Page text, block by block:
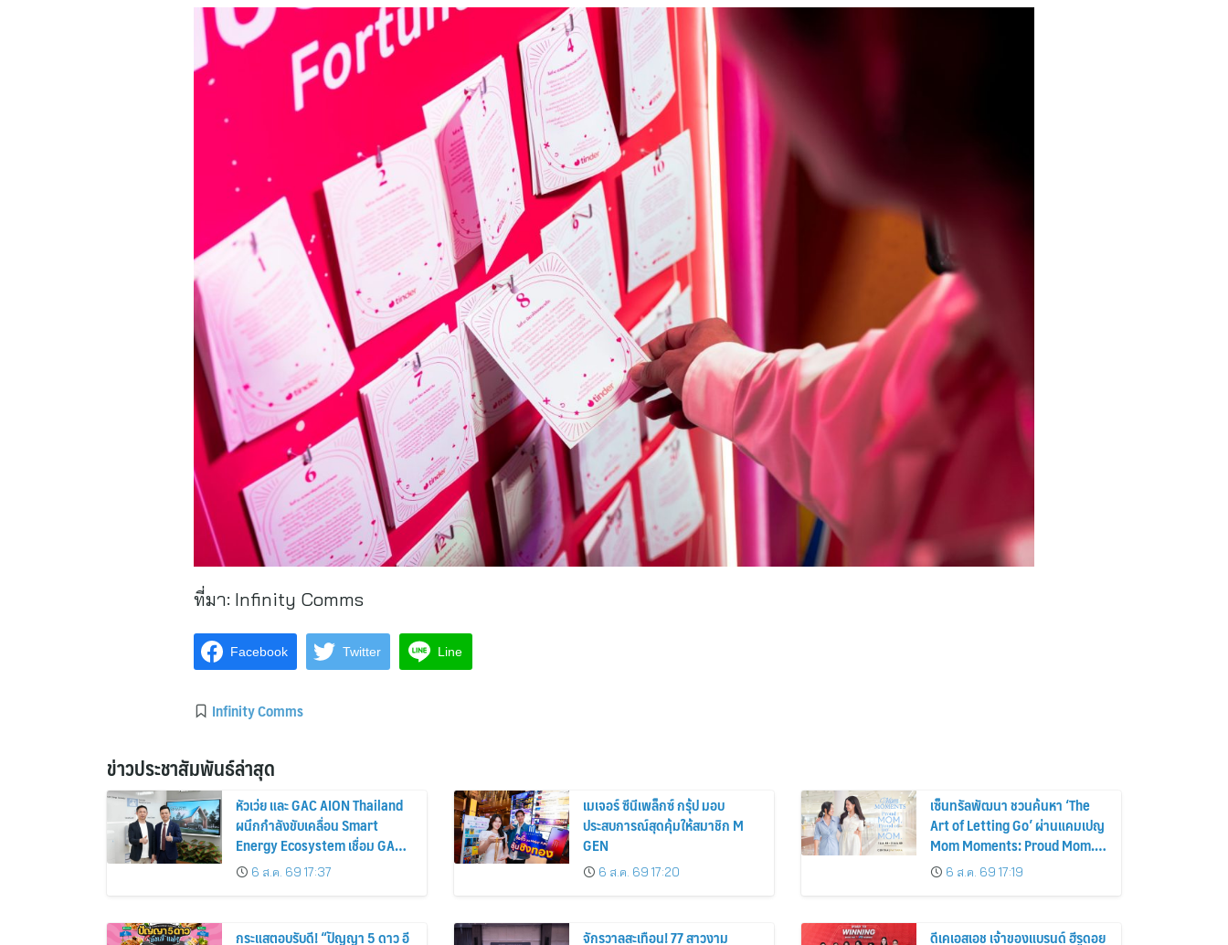
ที่มา: Infinity Comms
Facebook Twitter Line
Infinity Comms
ข่าวประชาสัมพันธ์ล่าสุด
หัวเว่ย และ GAC AION Thailand
ผนึกกำลังขับเคลื่อน Smart
Energy Ecosystem เชื่อม GAC
GN8 PHEV รถยนต์ MPV ระดับ
พรีเมียม เข้ากับพลังงานแสง
6 ส.ค. 69 17:37
เมเจอร์ ซีนีเพล็กซ์ กรุ้ป มอบ
ประสบการณ์สุดคุ้มให้สมาชิก M
GEN
6 ส.ค. 69 17:20
เซ็นทรัลพัฒนา ชวนค้นหา ‘The
Art of Letting Go’ ผ่านแคมเปญ
Mom Moments: Proud Mom.
Proud of My Mom.
6 ส.ค. 69 17:19
กระแสตอบรับดี! “ปัญญา 5 ดาว อี จักรวาลสะเทือน! 77 สาวงาม ดีเคเอสเอช เจ้าของแบรนด์ ฮีรูดอย